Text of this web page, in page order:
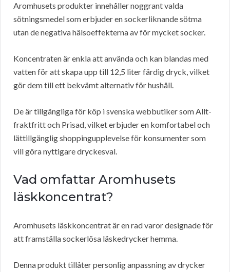
Aromhusets produkter innehåller noggrant valda
sötningsmedel som erbjuder en sockerliknande sötma
utan de negativa hälsoeffekterna av för mycket socker.
Koncentraten är enkla att använda och kan blandas med
vatten för att skapa upp till 12,5 liter färdig dryck, vilket
gör dem till ett bekvämt alternativ för hushåll.
De är tillgängliga för köp i svenska webbutiker som Allt-
fraktfritt och Prisad, vilket erbjuder en komfortabel och
lättillgänglig shoppingupplevelse för konsumenter som
vill göra nyttigare dryckesval.
Vad omfattar Aromhusets
läskkoncentrat?
Aromhusets läskkoncentrat är en rad varor designade för
att framställa sockerlösa läskedrycker hemma.
Denna produkt tillåter personlig anpassning av drycker